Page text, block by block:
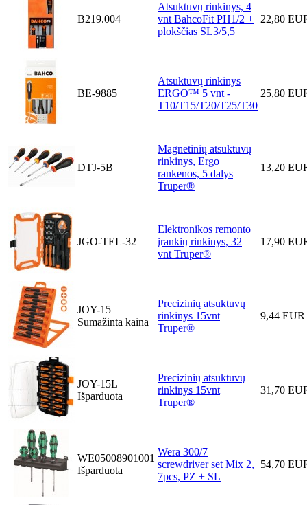
B219.004
Atsuktuvų rinkinys, 4
vnt BahcoFit PH1/2 +
plokščias SL3/5,5
22,80
BE-9885
Atsuktuvų rinkinys
ERGO™ 5 vnt -
T10/T15/T20/T25/T30
25,80
DTJ-5B
Magnetinių atsuktuvų
rinkinys, Ergo
rankenos, 5 dalys
Truper®
13,20
JGO-TEL-32
Elektronikos remonto
įrankių rinkinys, 32
vnt Truper®
17,90
JOY-15
Sumažinta kaina
Precizinių atsuktuvų
rinkinys 15vnt
Truper®
9,44 EUR
JOY-15L
Išparduota
Precizinių atsuktuvų
rinkinys 15vnt
Truper®
31,70
WE05008901001
Išparduota
Wera 300/7
screwdriver set Mix 2,
7pcs, PZ + SL
54,70